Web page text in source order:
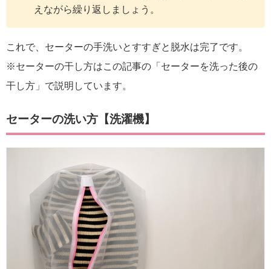
えながら繰り返しましょう。
これで、セーターの手洗いとすすぎと脱水は完了です。
※セーターの干し方はこの記事の「セーターを洗った後の
干し方」で説明しています。
セーターの洗い方【洗濯機】